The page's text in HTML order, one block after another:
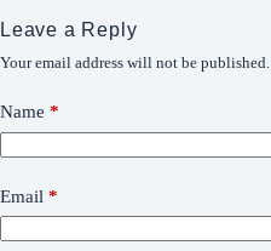
Leave a Reply
Your email address will not be published.
Name *
Email *